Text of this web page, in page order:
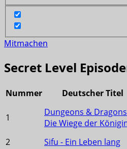
Mitmachen
Secret Level
Nummer Deutscher Titel
1
Dungeons &
Die Wiege der
2
Sifu - Ein Leben lang